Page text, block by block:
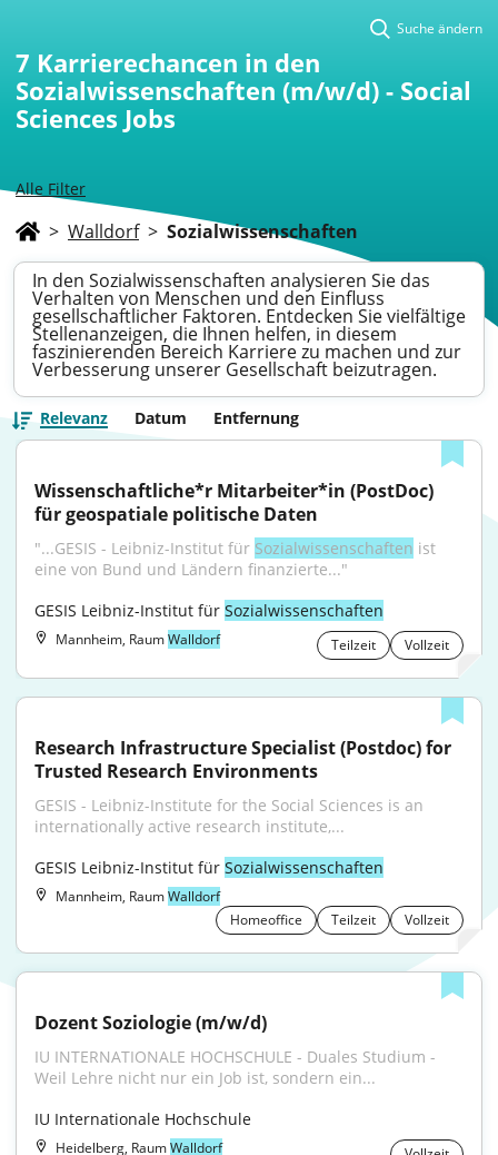
Alle Filter
Suche ändern
7 Karrierechancen in den
Sozialwissenschaften (m/w/d) - Social
Sciences Jobs
> Walldorf > Sozialwissenschaften
In den Sozialwissenschaften analysieren Sie das
Verhalten von Menschen und den Einfluss
gesellschaftlicher Faktoren. Entdecken Sie vielfältige
Stellenanzeigen, die Ihnen helfen, in diesem
faszinierenden Bereich Karriere zu machen und zur
Verbesserung unserer Gesellschaft beizutragen.
Relevanz Datum Entfernung
Wissenschaftliche*r Mitarbeiter*in (PostDoc)
für geospatiale politische Daten
"...GESIS - Leibniz-Institut für Sozialwissenschaften ist
eine von Bund und Ländern finanzierte..."
GESIS Leibniz-Institut für Sozialwissenschaften
Mannheim, RaumWalldorf Teilzeit Vollzeit
Research Infrastructure Specialist (Postdoc) for
Trusted Research Environments
GESIS - Leibniz-Institute for the Social Sciences is an
internationally active research institute,...
GESIS Leibniz-Institut für Sozialwissenschaften
Mannheim, RaumWalldorf
Homeoffice
Teilzeit Vollzeit
Dozent Soziologie (m/w/d)
IU INTERNATIONALE HOCHSCHULE - Duales Studium -
Weil Lehre nicht nur ein Job ist, sondern ein...
IU Internationale Hochschule
Heidelberg, RaumWalldorf